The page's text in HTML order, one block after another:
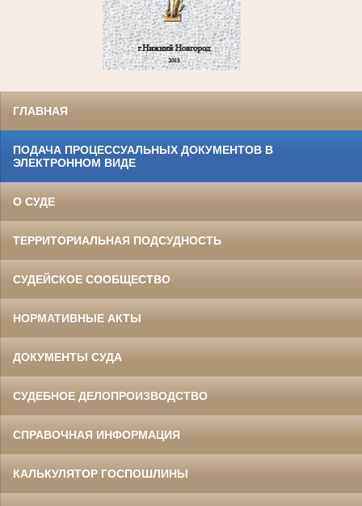
ГЛАВНАЯ
ПОДАЧА ПРОЦЕССУАЛЬНЫХ ДОКУМЕНТОВ В
ЭЛЕКТРОННОМ ВИДЕ
О СУДЕ
ТЕРРИТОРИАЛЬНАЯ ПОДСУДНОСТЬ
СУДЕЙСКОЕ СООБЩЕСТВО
НОРМАТИВНЫЕ АКТЫ
ДОКУМЕНТЫ СУДА
СУДЕБНОЕ ДЕЛОПРОИЗВОДСТВО
СПРАВОЧНАЯ ИНФОРМАЦИЯ
КАЛЬКУЛЯТОР ГОСПОШЛИНЫ